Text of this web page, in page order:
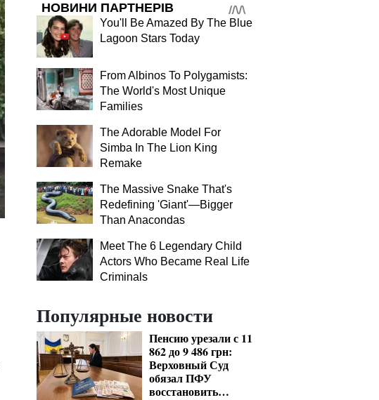
НОВИНИ ПАРТНЕРІВ
You'll Be Amazed By The Blue
Lagoon Stars Today
From Albinos To Polygamists:
The World's Most Unique
Families
The Adorable Model For
Simba In The Lion King
Remake
The Massive Snake That's
Redefining 'Giant'—Bigger
Than Anacondas
Meet The 6 Legendary Child
Actors Who Became Real Life
Criminals
Популярные новости
Пенсию урезали с 11
862 до 9 486 грн:
Верховный Суд
обязал ПФУ
восстановить